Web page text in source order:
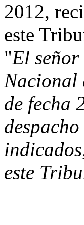
2012,
este
"El
Nacional
de fecha
este